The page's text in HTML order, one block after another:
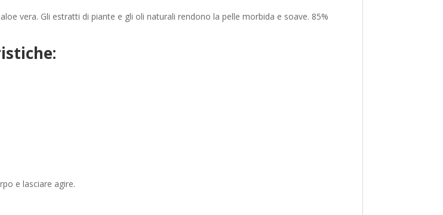
vera. Gli estratti di piante e gli oli naturali rendono la pelle morbida e soave. 85%
e lasciare agire.